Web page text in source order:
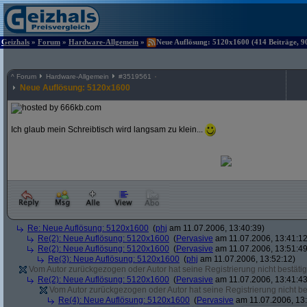
Geizhals » Forum » Hardware-Allgemein » Neue Auflösung: 5120x1600 (414 Beiträge,
^ Forum Hardware-Allgemein #3519561
Neue Auflösung: 5120x1600
Ich glaub mein Schreibtisch wird langsam zu klein...
Re: Neue Auflösung: 5120x1600 (phj am 11.07.2006, 13:40:39)
Re(2): Neue Auflösung: 5120x1600 (Pervasive am 11.07.2006,
Re(2): Neue Auflösung: 5120x1600 (Pervasive am 11.07.2006,
Re(3): Neue Auflösung: 5120x1600 (phj am 11.07.2006, 13:52:12)
Vom Autor zurückgezogen oder Autor hat seine Registrierung nicht
Re(2): Neue Auflösung: 5120x1600 (Pervasive am 11.07.2006,
Vom Autor zurückgezogen oder Autor hat seine Registrierung nicht
Re(4): Neue Auflösung: 5120x1600 (Pervasive am 11.07.2006,